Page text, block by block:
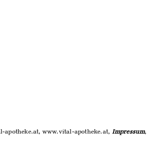
apotheke.at, www.vital-apotheke.at, Impressum,